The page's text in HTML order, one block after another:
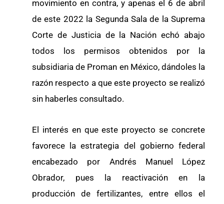
movimiento en contra, y apenas el 6 de abril
de este 2022 la Segunda Sala de la Suprema
Corte de Justicia de la Nación echó abajo
todos los permisos obtenidos por la
subsidiaria de Proman en México, dándoles la
razón respecto a que este proyecto se realizó
sin haberles consultado.
El interés en que este proyecto se concrete
favorece la estrategia del gobierno federal
encabezado por Andrés Manuel López
Obrador, pues la reactivación en la
producción de fertilizantes, entre ellos el